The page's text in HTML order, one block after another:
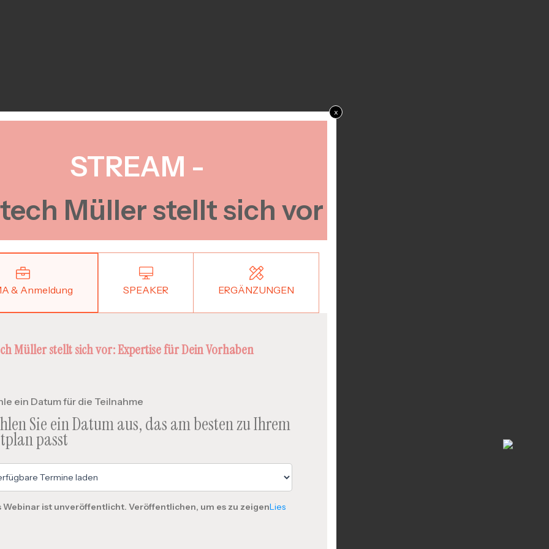
STREAM -
Müller stellt sich vor
& Anmeldung SPEAKER ERGÄNZUNGEN
Müller stellt sich vor: Expertise für Dein Vorhaben
ein Datum für die Teilnahme
Sie ein Datum aus, das am besten zu Ihrem
passt
Webinar ist unveröffentlicht. Veröffentlichen, um es zu zeigenLies
x